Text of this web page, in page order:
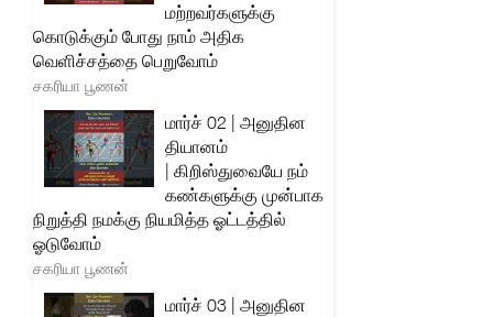
மற்றவர்களுக்கு
கொடுக்கும் போது நாம் அதிக
வெளிச்சத்தை பெறுவோம்
சகரியா பூணன்
மார்ச் 02 | அனுதின
தியானம்
| கிறிஸ்துவையே நம்
கண்களுக்கு முன்பாக
நிறுத்தி நமக்கு நியமித்த ஓட்டத்தில்
ஓடுவோம்
சகரியா பூணன்
மார்ச் 03 | அனுதின